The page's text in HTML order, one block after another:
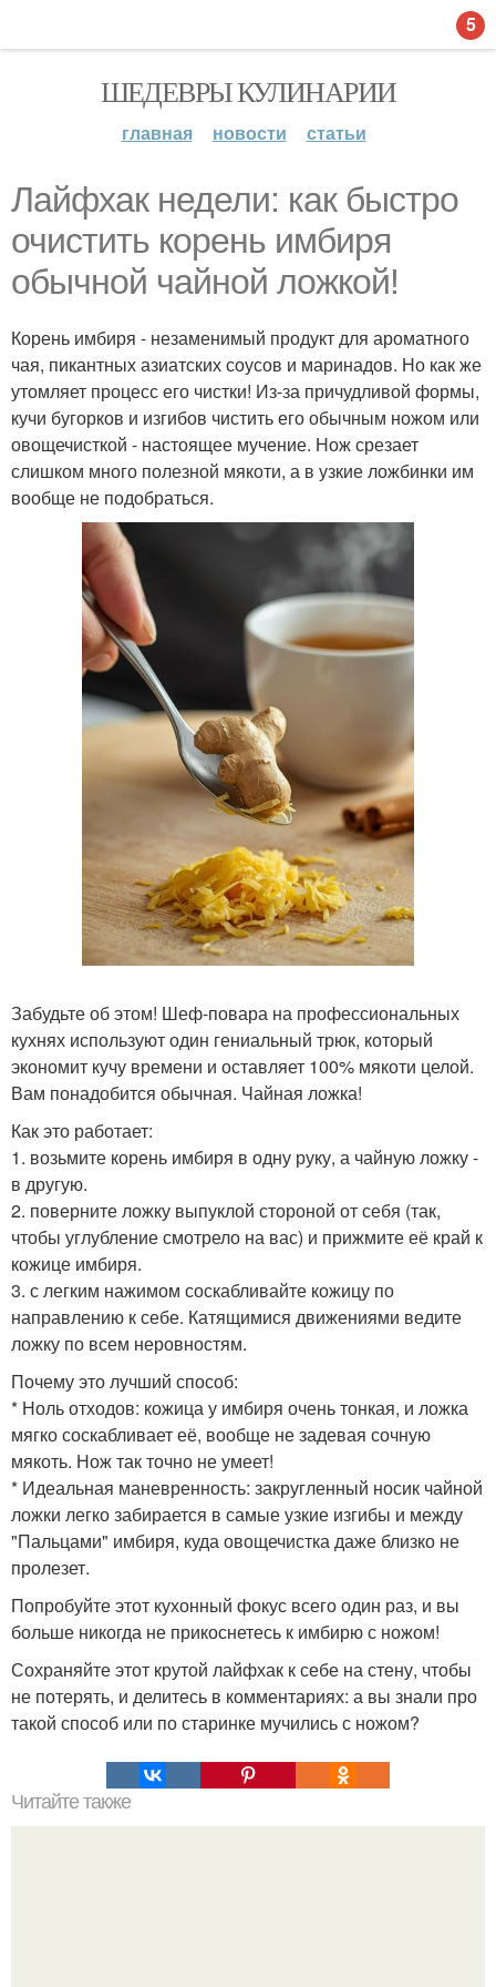
ШЕДЕВРЫ КУЛИНАРИИ
главная новости статьи
Лайфхак недели: как быстро
очистить корень имбиря
обычной чайной ложкой!
Корень имбиря - незаменимый продукт для ароматного
чая, пикантных азиатских соусов и маринадов. Но как же
утомляет процесс его чистки! Из-за причудливой формы,
кучи бугорков и изгибов чистить его обычным ножом или
овощечисткой - настоящее мучение. Нож срезает
слишком много полезной мякоти, а в узкие ложбинки им
вообще не подобраться.
Забудьте об этом! Шеф-повара на профессиональных
кухнях используют один гениальный трюк, который
экономит кучу времени и оставляет 100% мякоти целой.
Вам понадобится обычная. Чайная ложка!
Как это работает:
1. возьмите корень имбиря в одну руку, а чайную ложку -
в другую.
2. поверните ложку выпуклой стороной от себя (так,
чтобы углубление смотрело на вас) и прижмите её край к
кожице имбиря.
3. с легким нажимом соскабливайте кожицу по
направлению к себе. Катящимися движениями ведите
ложку по всем неровностям.
Почему это лучший способ:
* Ноль отходов: кожица у имбиря очень тонкая, и ложка
мягко соскабливает её, вообще не задевая сочную
мякоть. Нож так точно не умеет!
* Идеальная маневренность: закругленный носик чайной
ложки легко забирается в самые узкие изгибы и между
"Пальцами" имбиря, куда овощечистка даже близко не
пролезет.
Попробуйте этот кухонный фокус всего один раз, и вы
больше никогда не прикоснетесь к имбирю с ножом!
Сохраняйте этот крутой лайфхак к себе на стену, чтобы
не потерять, и делитесь в комментариях: а вы знали про
такой способ или по старинке мучились с ножом?
Читайте также
5